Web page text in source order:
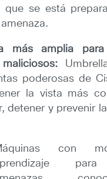
que se está
más amplia
poderosas de
la vista más
detener y prevenir
con
para